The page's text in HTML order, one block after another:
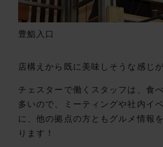
豊鮨入口
店構えから既に美味しそうな感じ
チェスターで働くスタッフは、食
多いので、ミーティングや社内イ
に、他の拠点の方ともグルメ情報
ります！